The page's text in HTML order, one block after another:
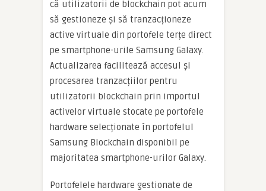
că utilizatorii de blockchain pot acum
să gestioneze și să tranzacționeze
active virtuale din portofele terțe direct
pe smartphone-urile Samsung Galaxy.
Actualizarea facilitează accesul și
procesarea tranzacțiilor pentru
utilizatorii blockchain prin importul
activelor virtuale stocate pe portofele
hardware selecționate în portofelul
Samsung Blockchain disponibil pe
majoritatea smartphone-urilor Galaxy.
Portofelele hardware gestionate de